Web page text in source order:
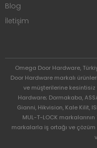
Blog
İletişim
Omega Door Hardware,
Door Hardware markalı
ve müşterilerine
Hardware; Dormakaba,
Gianni, Hikvision, Kale Kilit,
MUL-T-LOCK
markalarla iş ortağı ve